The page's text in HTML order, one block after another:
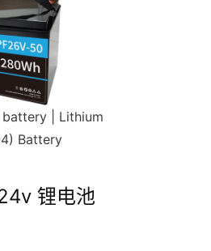
| Lithium
Battery
锂电池